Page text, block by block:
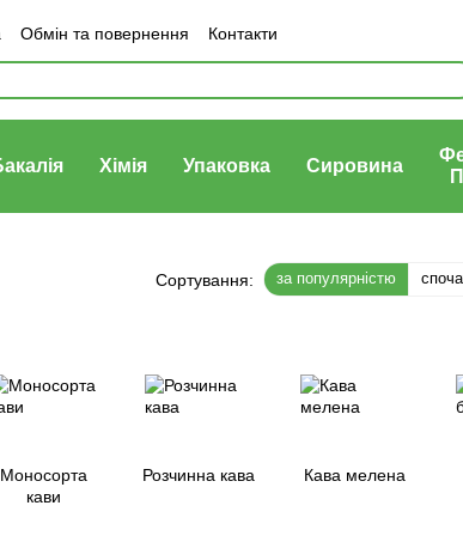
Обмін та повернення
Контакти
Політика конфеденціності
Хімія Упаковка Сировина
Сортування: за популярністю
Моносорта
кави
Розчинна кава Кава мелена